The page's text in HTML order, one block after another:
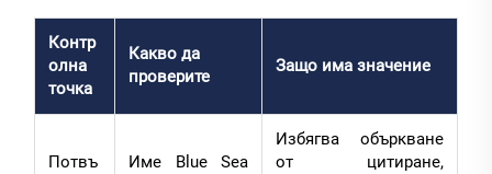
Контр
олна
точка
Какво да
проверите
Защо има значение
Потвъ
Име Blue Sea
Избягва объркване
от цитиране,